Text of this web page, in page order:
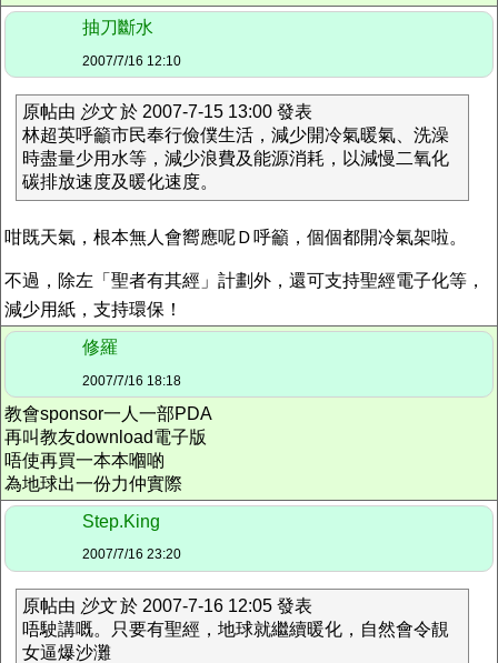
抽刀斷水
2007/7/16 12:10
原帖由 沙文於 2007-7-15 13:00 發表
林超英呼籲市民奉行儉僕生活，減少開冷氣暖氣、洗澡
時盡量少用水等，減少浪費及能源消耗，以減慢二氧化
碳排放速度及暖化速度。
咁既天氣，根本無人會嚮應呢Ｄ呼籲，個個都開冷氣架啦。
不過，除左「聖者有其經」計劃外，還可支持聖經電子化等，
減少用紙，支持環保！
修羅
2007/7/16 18:18
教會sponsor一人一部PDA
再叫教友download電子版
唔使再買一本本嗰啲
為地球出一份力仲實際
Step.King
2007/7/16 23:20
原帖由 沙文於 2007-7-16 12:05 發表
唔駛講嘅。只要有聖經，地球就繼續暖化，自然會令靚
女逼爆沙灘